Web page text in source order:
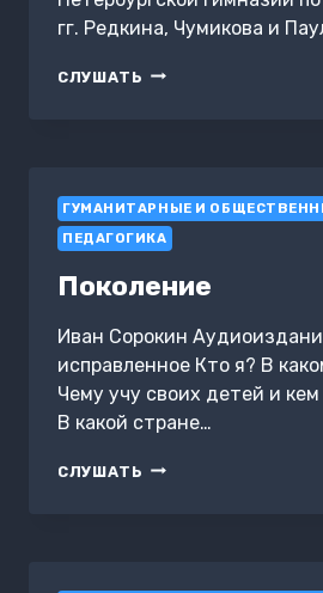
гг. Редкина, Чумикова и
СЛУШАТЬ С.-
ГУМАНИТАРНЫЕ И
ПЕДАГОГИКА
Поколение
Иван Сорокин
исправленное Кто я? В
Чему учу своих детей и
В какой стране…
СЛУШАТЬ ПОКОЛЕНИЕ